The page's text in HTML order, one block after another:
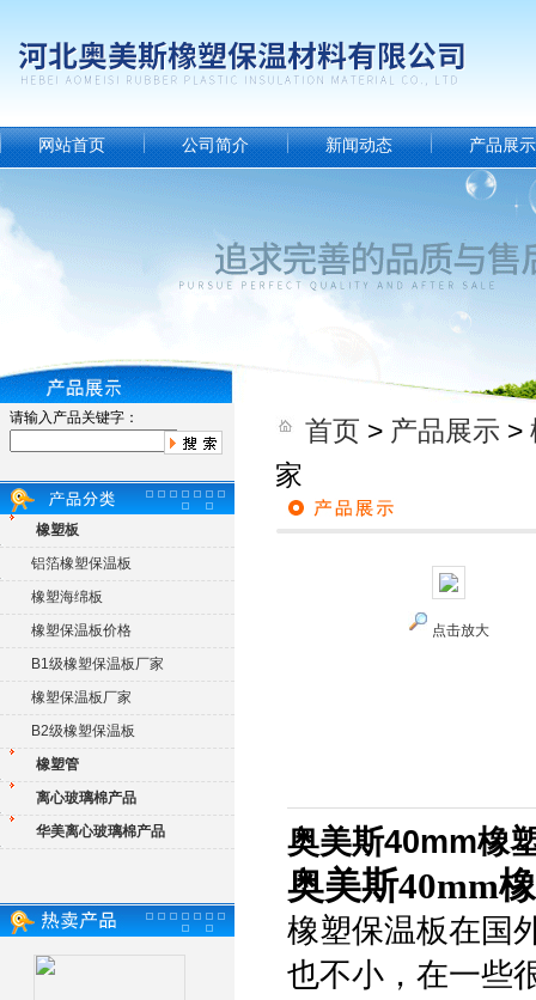
网站首页 公司简介 新闻动态 产品展示
请输入产品关键字：
橡塑板
铝箔橡塑保温板
橡塑海绵板
橡塑保温板价格
B1级橡塑保温板厂家
橡塑保温板厂家
B2级橡塑保温板
橡塑管
离心玻璃棉产品
华美离心玻璃棉产品
首页 > 产品展示 >
家
点击放大
奥美斯40mm橡
奥美斯40mm
橡塑保温板在国
也不小，在一些